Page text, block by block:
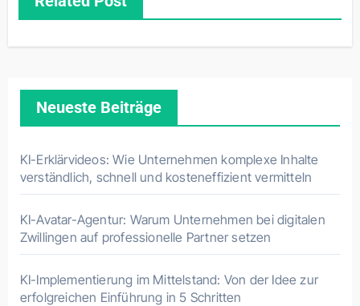
Neueste Beiträge
KI-Erklärvideos: Wie Unternehmen komplexe Inhalte
verständlich, schnell und kosteneffizient vermitteln
KI-Avatar-Agentur: Warum Unternehmen bei digitalen
Zwillingen auf professionelle Partner setzen
KI-Implementierung im Mittelstand: Von der Idee zur
erfolgreichen Einführung in 5 Schritten